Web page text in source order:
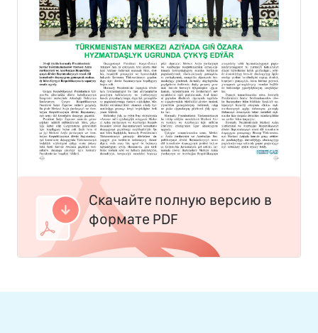
Скачайте полную версию в
формате PDF